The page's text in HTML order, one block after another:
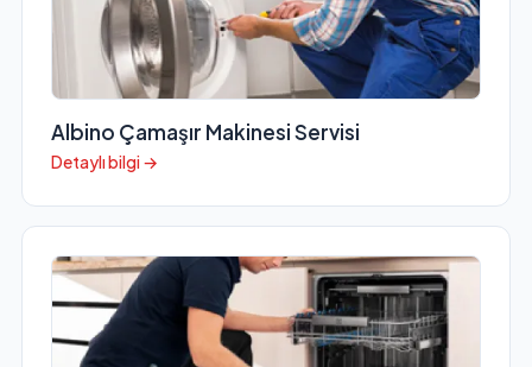
Albino Çamaşır Makinesi Servisi
Detaylı bilgi →